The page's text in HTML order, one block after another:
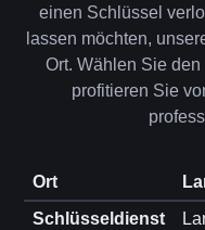
einen Schlüssel
lassen möchten,
Ort. Wählen Sie
profitieren Sie
Ort
Schlüsseldienst